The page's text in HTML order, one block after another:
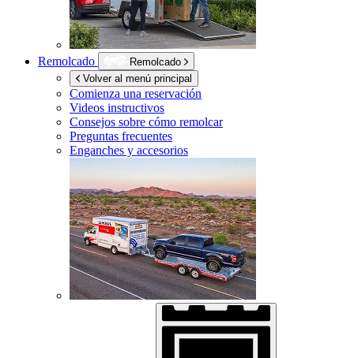
Remolcado
Remolcado
Volver al menú principal
Comienza una reservación
Videos instructivos
Consejos sobre cómo remolcar
Preguntas frecuentes
Enganches y accesorios